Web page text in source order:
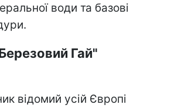
води та базові
Гай"
відомий усій Європі